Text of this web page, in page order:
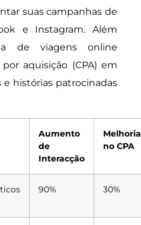
suas campanhas de
e Instagram. Além
de viagens online
aquisição (CPA) em
e histórias patrocinadas
Aumento
de
Interacção
Melhoria
no CPA
90% 30%